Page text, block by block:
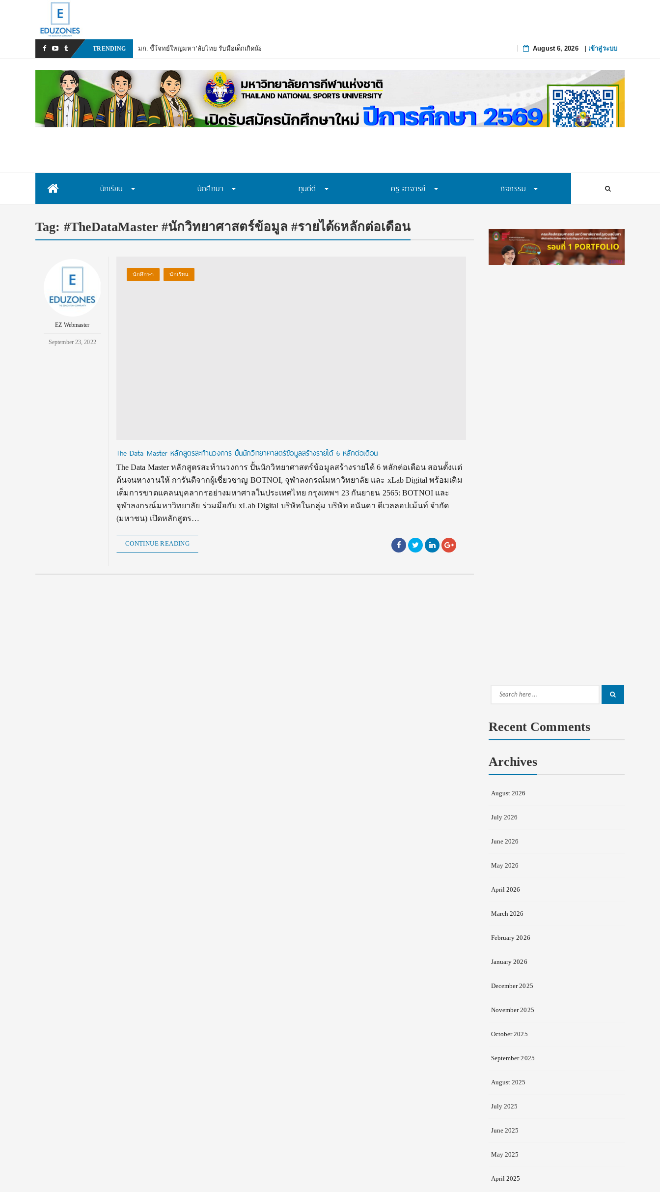
TRENDING
มก. ชี้โจทย์ใหญ่มหา’ลัยไทย รับมือเด็กเกิดน้อย–งบวิจัยลด เร่งปรับสู่ Lifelong Learning ย้ำไม่ขึ้นค่าเทอม
August 6, 2026| เข้าสู่ระบบ
นักเรียน นักศึกษา ทุนดีดี ครู-อาจารย์ กิจกรรม
Tag: #TheDataMaster #นักวิทยาศาสตร์ข้อมูล #รายได้6หลักต่อเดือน
EZ Webmaster
September 23, 2022
นักศึกษา นักเรียน
The Data Master หลักสูตรสะท้านวงการ ปั้นนักวิทยาศาสตร์ข้อมูลสร้างรายได้ 6 หลักต่อเดือน
The Data Master หลักสูตรสะท้านวงการ ปั้นนักวิทยาศาสตร์ข้อมูลสร้างรายได้ 6 หลักต่อเดือน สอนตั้งแต่
ต้นจนหางานให้ การันตีจากผู้เชี่ยวชาญ BOTNOI, จุฬาลงกรณ์มหาวิทยาลัย และ xLab Digital พร้อมเติม
เต็มการขาดแคลนบุคลากรอย่างมหาศาลในประเทศไทย กรุงเทพฯ 23 กันยายน 2565: BOTNOI และ
จุฬาลงกรณ์มหาวิทยาลัย ร่วมมือกับ xLab Digital บริษัทในกลุ่ม บริษัท อนันดา ดีเวลลอปเม้นท์ จำกัด
(มหาชน) เปิดหลักสูตร…
CONTINUE READING
Search
Recent Comments
Archives
August 2026
July 2026
June 2026
May 2026
April 2026
March 2026
February 2026
January 2026
December 2025
November 2025
October 2025
September 2025
August 2025
July 2025
June 2025
May 2025
April 2025